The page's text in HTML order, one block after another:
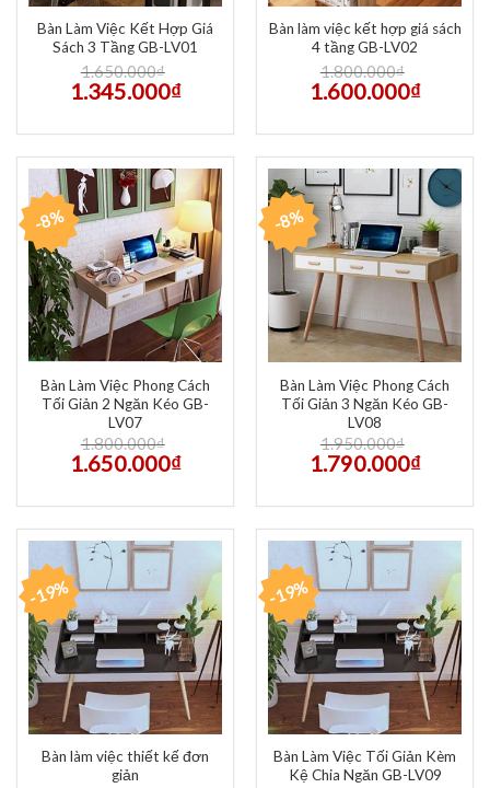
Bàn Làm Việc Kết Hợp Giá
Sách 3 Tầng GB-LV01
1.650.000₫
1.345.000₫
Bàn làm việc kết hợp giá sách
4 tầng GB-LV02
1.800.000₫
1.600.000₫
-8%
Bàn Làm Việc Phong Cách
Tối Giản 2 Ngăn Kéo GB-
LV07
1.800.000₫
1.650.000₫
-8%
Bàn Làm Việc Phong Cách
Tối Giản 3 Ngăn Kéo GB-
LV08
1.950.000₫
1.790.000₫
-19%
Bàn làm việc thiết kế đơn
giản
-19%
Bàn Làm Việc Tối Giản Kèm
Kệ Chia Ngăn GB-LV09